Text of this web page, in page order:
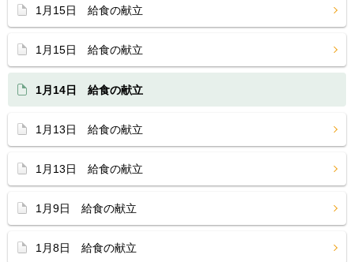
1月15日 給食の献立
1月15日 給食の献立
1月14日 給食の献立
1月13日 給食の献立
1月13日 給食の献立
1月9日 給食の献立
1月8日 給食の献立